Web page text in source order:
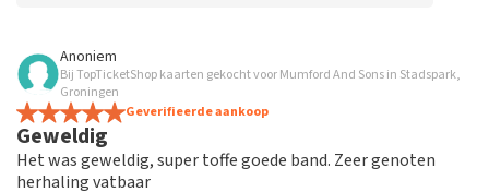
Beoordeling van Anoniem over
kaartloos
Super. Had de app niet, dus ook geen kaart. Toch
gekregen via medewerker en de tijd gegeven om
gesnapt te worden
Anoniem
Bij TopTicketShop kaarten gekocht voor Mumford And Sons in Stadspark,
Groningen
Geverifieerde aankoop
Geweldig
Het was geweldig, super toffe goede band. Zeer genoten
herhaling vatbaar